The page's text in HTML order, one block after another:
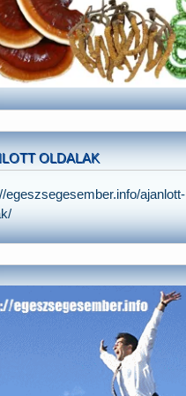
OLDALAK
egeszsegesember.info/ajanlott-